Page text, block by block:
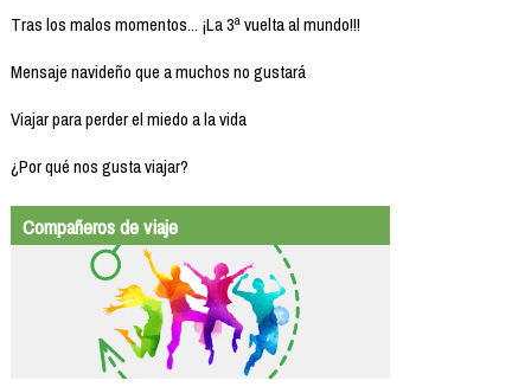
Tras los malos momentos... ¡La 3ª vuelta al mundo!!!
Mensaje navideño que a muchos no gustará
Viajar para perder el miedo a la vida
¿Por qué nos gusta viajar?
Compañeros de viaje